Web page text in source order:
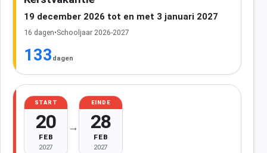
19 december 2026 tot en met 3 januari 2027
16 dagen•Schooljaar 2026-2027
133 dagen
START
20
FEB
2027
→
EINDE
28
FEB
2027